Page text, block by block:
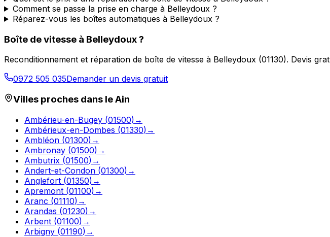
Comment se passe la prise en charge à Belleydoux ?
Réparez-vous les boîtes automatiques à Belleydoux ?
Boîte de vitesse à Belleydoux?
Reconditionnement et réparation de boîte de vitesse à Belleydoux (01130). Devis
0972 505 035Demander un devis gratuit
Villes proches dans leAin
Ambérieu-en-Bugey (01500) →
Ambérieux-en-Dombes (01330) →
Ambléon (01300) →
Ambronay (01500) →
Ambutrix (01500) →
Andert-et-Condon (01300) →
Anglefort (01350) →
Apremont (01100) →
Aranc (01110) →
Arandas (01230) →
Arbent (01100) →
Arbigny (01190) →